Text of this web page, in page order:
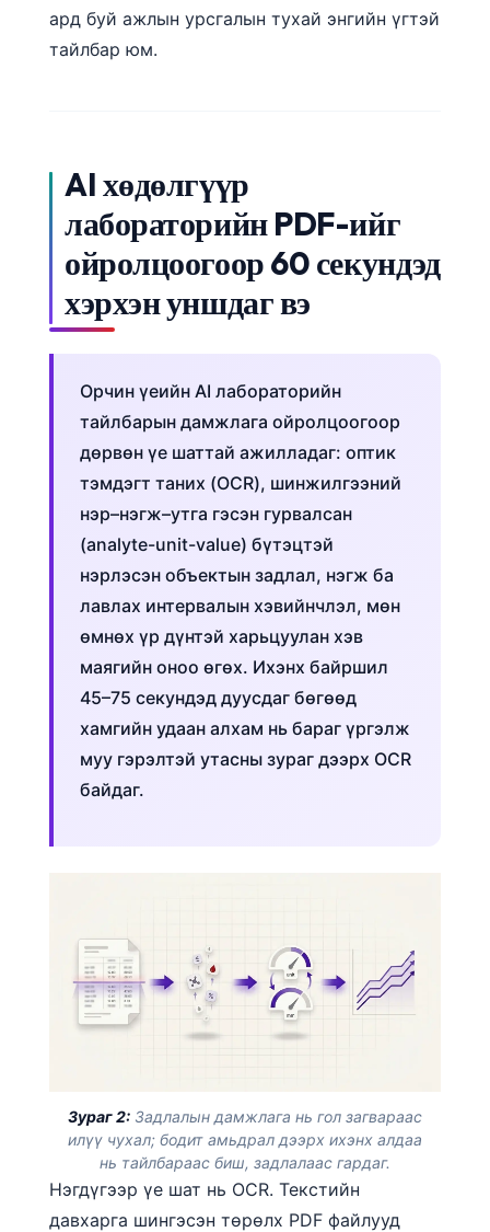
ард буй ажлын урсгалын тухай энгийн үгтэй
тайлбар юм.
AI хөдөлгүүр
лабораторийн PDF-ийг
ойролцоогоор 60 секундэд
хэрхэн уншдаг вэ
Орчин үеийн AI лабораторийн
тайлбарын дамжлага ойролцоогоор
дөрвөн үе шаттай ажилладаг: оптик
тэмдэгт таних (OCR), шинжилгээний
нэр–нэгж–утга гэсэн гурвалсан
(analyte-unit-value) бүтэцтэй
нэрлэсэн объектын задлал, нэгж ба
лавлах интервалын хэвийнчлэл, мөн
өмнөх үр дүнтэй харьцуулан хэв
маягийн оноо өгөх. Ихэнх байршил
45–75 секундэд дуусдаг бөгөөд
хамгийн удаан алхам нь бараг үргэлж
муу гэрэлтэй утасны зураг дээрх OCR
байдаг.
Зураг 2: Задлалын дамжлага нь гол загвараас
илүү чухал; бодит амьдрал дээрх ихэнх алдаа
нь тайлбараас биш, задлалаас гардаг.
Нэгдүгээр үе шат нь OCR. Текстийн
давхарга шингэсэн төрөлх PDF файлууд